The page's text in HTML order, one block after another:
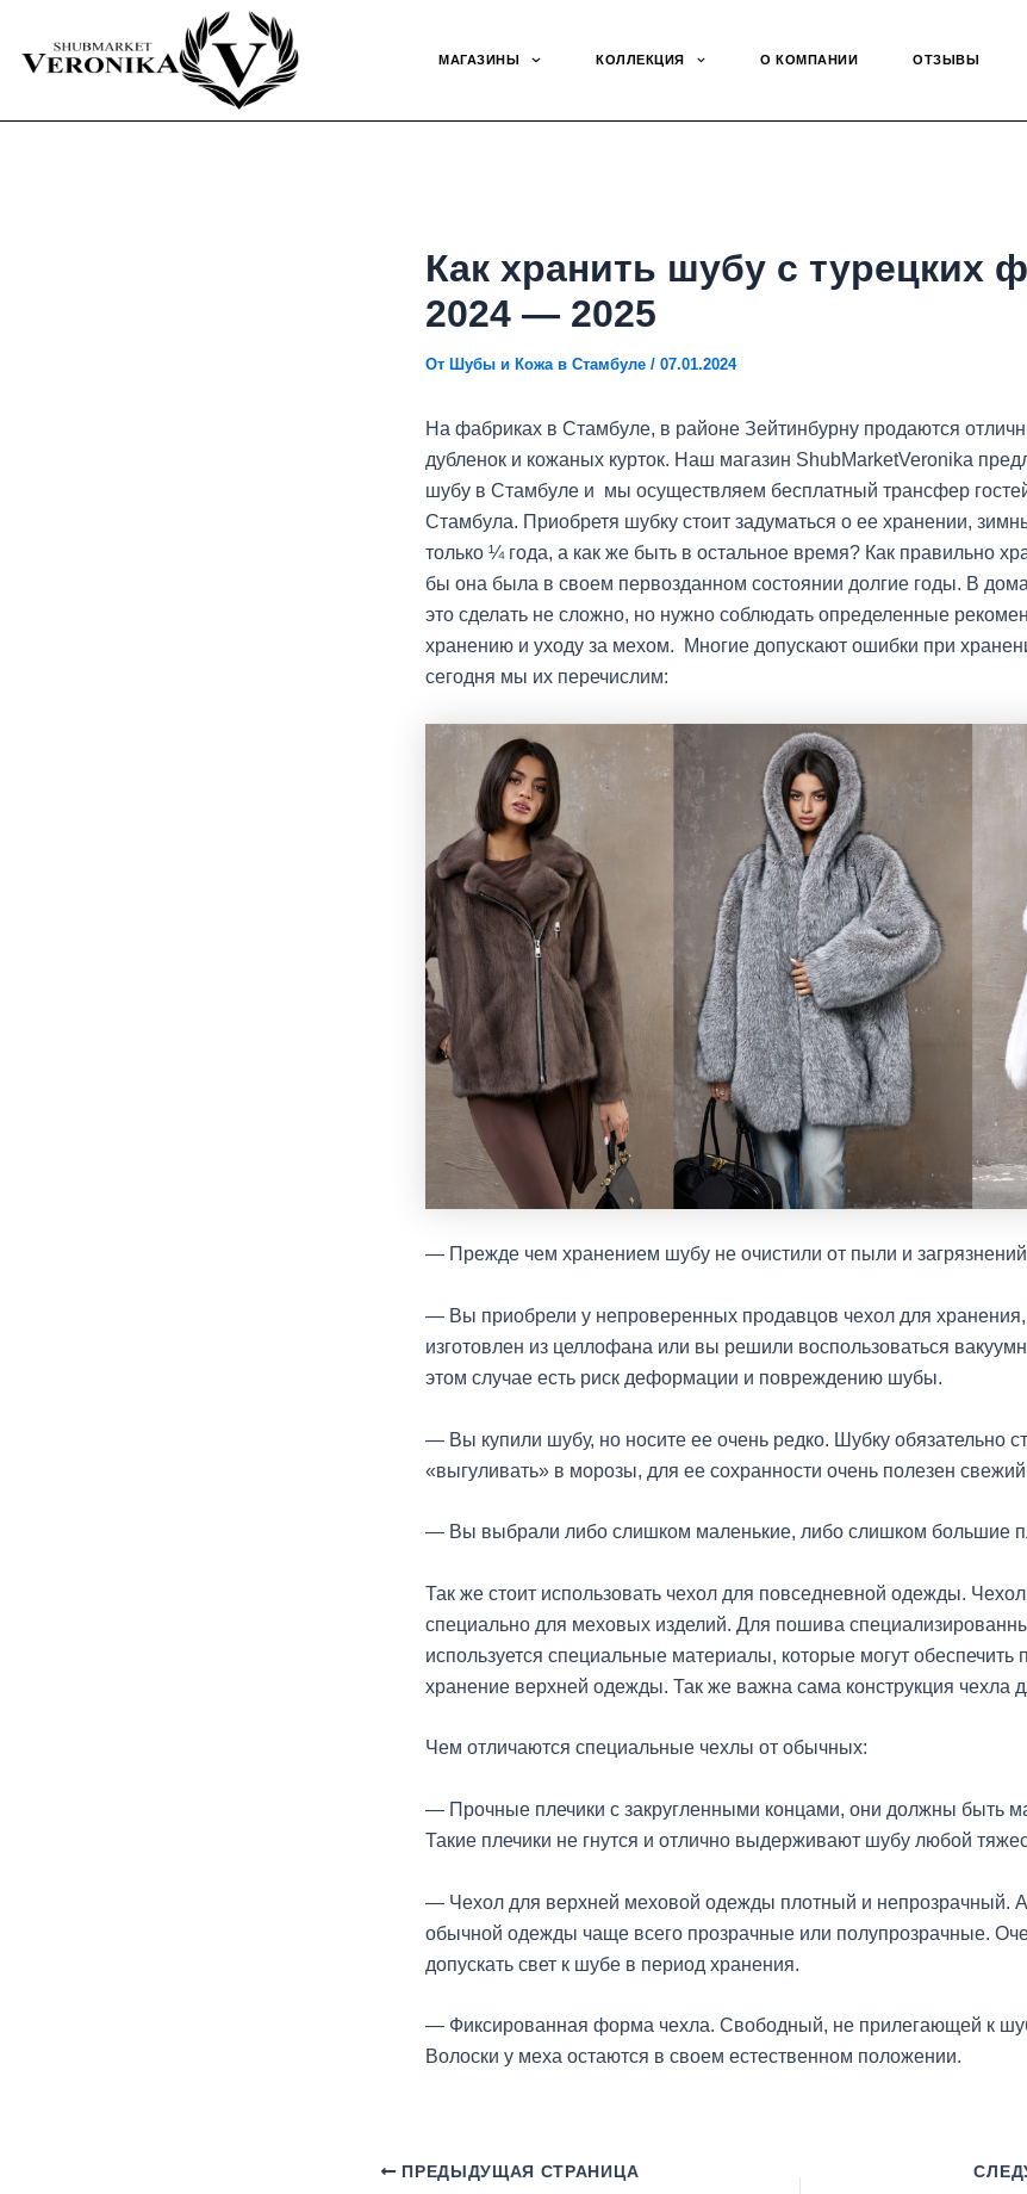
содержимому
МАГАЗИНЫ КОЛЛЕКЦИЯ О КОМПАНИИ ОТЗЫВЫ
Как хранить шубу с турецких
2024 — 2025
От Шубы и Кожа в Стамбуле / 07.01.2024
На фабриках в Стамбуле, в районе Зейтинбурну продаются
дубленок и кожаных курток. Наш магазин ShubMarketVeronika
шубу в Стамбуле и мы осуществляем бесплатный трансфер
Стамбула. Приобретя шубку стоит задуматься о ее хранении,
только ¼ года, а как же быть в остальное время? Как правильно
бы она была в своем первозданном состоянии долгие годы. В
это сделать не сложно, но нужно соблюдать определенные
хранению и уходу за мехом. Многие допускают ошибки при
сегодня мы их перечислим:
— Прежде чем хранением шубу не очистили от пыли и
— Вы приобрели у непроверенных продавцов чехол для
изготовлен из целлофана или вы решили воспользоваться
этом случае есть риск деформации и повреждению шубы.
— Вы купили шубу, но носите ее очень редко. Шубку обязательно
«выгуливать» в морозы, для ее сохранности очень полезен свежий
— Вы выбрали либо слишком маленькие, либо слишком большие
Так же стоит использовать чехол для повседневной одежды.
специально для меховых изделий. Для пошива
используется специальные материалы, которые могут обеспечить
хранение верхней одежды. Так же важна сама конструкция чехла
Чем отличаются специальные чехлы от обычных:
— Прочные плечики с закругленными концами, они должны быть
Такие плечики не гнутся и отлично выдерживают шубу любой
— Чехол для верхней меховой одежды плотный и непрозрачный.
обычной одежды чаще всего прозрачные или полупрозрачные.
допускать свет к шубе в период хранения.
— Фиксированная форма чехла. Свободный, не прилегающей к
Волоски у меха остаются в своем естественном положении.
ПРЕДЫДУЩАЯ СТРАНИЦА